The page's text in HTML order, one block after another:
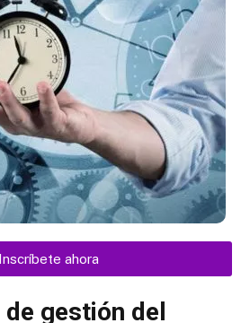
gestión del
Inscríbete ahora